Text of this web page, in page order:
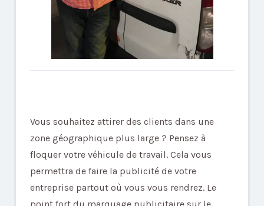
Vous souhaitez attirer des clients dans une
zone géographique plus large ? Pensez à
floquer votre véhicule de travail. Cela vous
permettra de faire la publicité de votre
entreprise partout où vous vous rendrez. Le